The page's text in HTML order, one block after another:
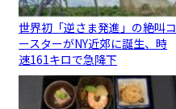
世界初「逆さま発進」の絶叫コ
ースターがNY近郊に誕生、時
速161キロで急降下